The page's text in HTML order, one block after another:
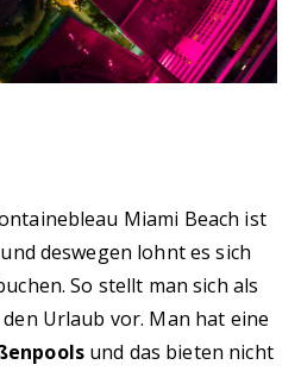
Miami Beach ist
deswegen lohnt es sich
So stellt man sich als
Urlaub vor. Man hat eine
und das bieten nicht